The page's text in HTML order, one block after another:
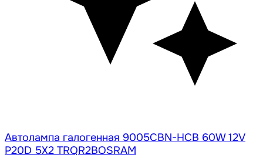
Автолампа галогенная 9005CBN-HCB 60W 12V
P20D 5X2 TRQR2BOSRAM